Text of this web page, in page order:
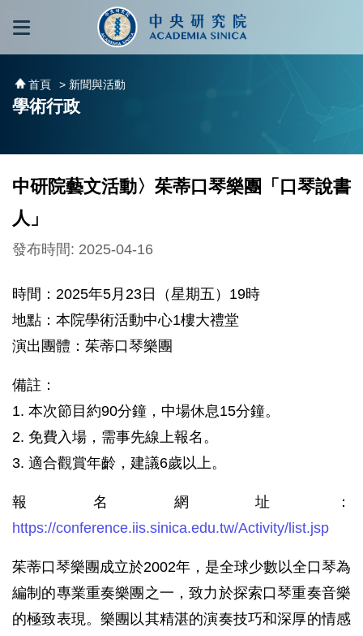
跳到主要內容區塊
首頁 > 新聞與活動
學術行政
中研院藝文活動〉茱蒂口琴樂團「口琴說書
人」
發布時間: 2025-04-16
時間：2025年5月23日（星期五）19時
地點：本院學術活動中心1樓大禮堂
演出團體：茱蒂口琴樂團
備註：
1. 本次節目約90分鐘，中場休息15分鐘。
2. 免費入場，需事先線上報名。
3. 適合觀賞年齡，建議6歲以上。
報名網址：
https://conference.iis.sinica.edu.tw/Activity/list.jsp
茱蒂口琴樂團成立於2002年，是全球少數以全口琴為
編制的專業重奏樂團之一，致力於探索口琴重奏音樂
的極致表現。樂團以其精湛的演奏技巧和深厚的情感